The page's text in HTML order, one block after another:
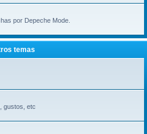
por Depeche Mode.
temas
gustos, etc